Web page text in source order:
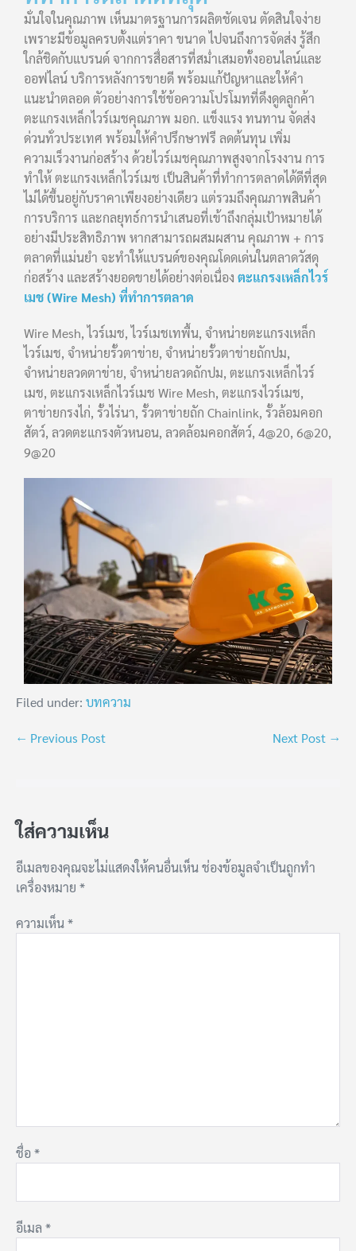
มั่นใจในคุณภาพ เห็นมาตรฐานการผลิตชัดเจน ตัดสินใจง่าย
เพราะมีข้อมูลครบตั้งแต่ราคา ขนาด ไปจนถึงการจัดส่ง รู้สึก
ใกล้ชิดกับแบรนด์ จากการสื่อสารที่สม่ำเสมอทั้งออนไลน์และ
ออฟไลน์ บริการหลังการขายดี พร้อมแก้ปัญหาและให้คำ
แนะนำตลอด ตัวอย่างการใช้ข้อความโปรโมทที่ดึงดูดลูกค้า
ตะแกรงเหล็กไวร์เมชคุณภาพ มอก. แข็งแรง ทนทาน จัดส่ง
ด่วนทั่วประเทศ พร้อมให้คำปรึกษาฟรี ลดต้นทุน เพิ่ม
ความเร็วงานก่อสร้าง ด้วยไวร์เมชคุณภาพสูงจากโรงงาน การ
ทำให้ ตะแกรงเหล็กไวร์เมช เป็นสินค้าที่ทำการตลาดได้ดีที่สุด
ไม่ได้ขึ้นอยู่กับราคาเพียงอย่างเดียว แต่รวมถึงคุณภาพสินค้า
การบริการ และกลยุทธ์การนำเสนอที่เข้าถึงกลุ่มเป้าหมายได้
อย่างมีประสิทธิภาพ หากสามารถผสมผสาน คุณภาพ + การ
ตลาดที่แม่นยำ จะทำให้แบรนด์ของคุณโดดเด่นในตลาดวัสดุ
ก่อสร้าง และสร้างยอดขายได้อย่างต่อเนื่อง ตะแกรงเหล็กไวร์
เมช (Wire Mesh) ที่ทำการตลาด
Wire Mesh, ไวร์เมช, ไวร์เมชเทพื้น, จำหน่ายตะแกรงเหล็ก
ไวร์เมช, จำหน่ายรั้วตาข่าย, จำหน่ายรั้วตาข่ายถักปม,
จำหน่ายลวดตาข่าย, จำหน่ายลวดถักปม, ตะแกรงเหล็กไวร์
เมช, ตะแกรงเหล็กไวร์เมช Wire Mesh, ตะแกรงไวร์เมช,
ตาข่ายกรงไก่, รั้วไร่นา, รั้วตาข่ายถัก Chainlink, รั้วล้อมคอก
สัตว์, ลวดตะแกรงตัวหนอน, ลวดล้อมคอกสัตว์, 4@20, 6@20,
9@20
Filed under: บทความ
← Previous Post Next Post →
ใส่ความเห็น
อีเมลของคุณจะไม่แสดงให้คนอื่นเห็นช่องข้อมูลจำเป็นถูกทำ
เครื่องหมาย *
ความเห็น*
ชื่อ*
อีเมล *